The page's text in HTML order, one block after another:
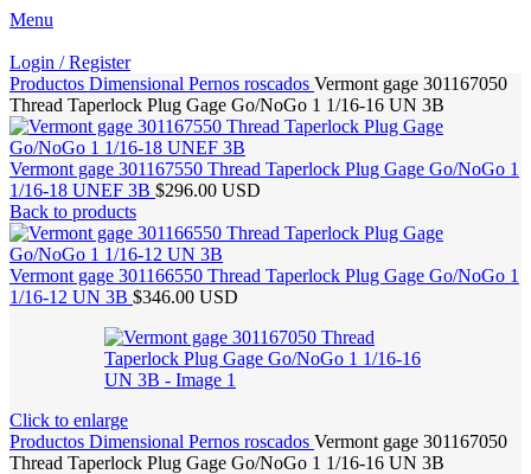
Menu
Login / Register
Productos Dimensional Pernos roscados Vermont gage 301167050
Thread Taperlock Plug Gage Go/NoGo 1 1/16-16 UN 3B
Vermont gage 301167550 Thread Taperlock Plug Gage Go/NoGo 1
1/16-18 UNEF 3B $296.00 USD
Back to products
Vermont gage 301166550 Thread Taperlock Plug Gage Go/NoGo 1
1/16-12 UN 3B $346.00 USD
Click to enlarge
Productos Dimensional Pernos roscados Vermont gage 301167050
Thread Taperlock Plug Gage Go/NoGo 1 1/16-16 UN 3B